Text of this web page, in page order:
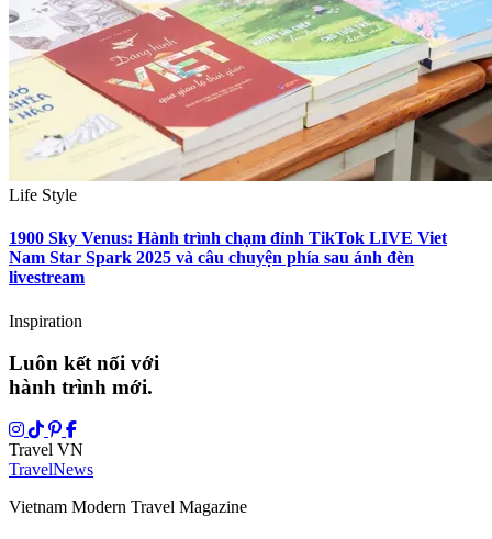
Life Style
1900 Sky Venus: Hành trình chạm đỉnh TikTok LIVE Viet
Nam Star Spark 2025 và câu chuyện phía sau ánh đèn
livestream
Inspiration
Luôn kết nối với
hành trình mới.
Travel VN
TravelNews
Vietnam Modern Travel Magazine